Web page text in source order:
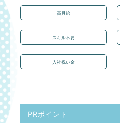
高月給
スキル不要
入社祝い金
PRポイント